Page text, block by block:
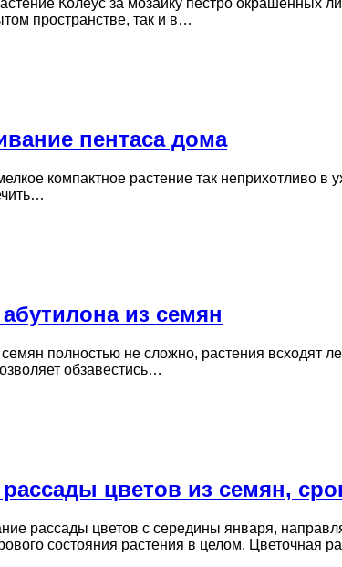
Колеус за мозаику пестро окрашенных
пространстве, так и в…
пентаса дома
компактное растение так неприхотливо
из семян
полностью не сложно, растения всходят
обзавестись…
цветов из семян,
рассады цветов с середины января,
состояния растения в целом. Цветочная